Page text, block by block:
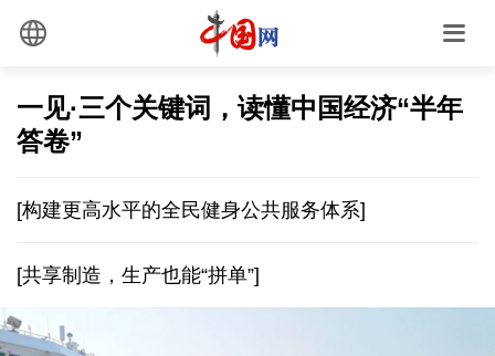
一见·三个关键词，读懂中国经济“半年
答卷”
[构建更高水平的全民健身公共服务体系]
[共享制造，生产也能“拼单”]